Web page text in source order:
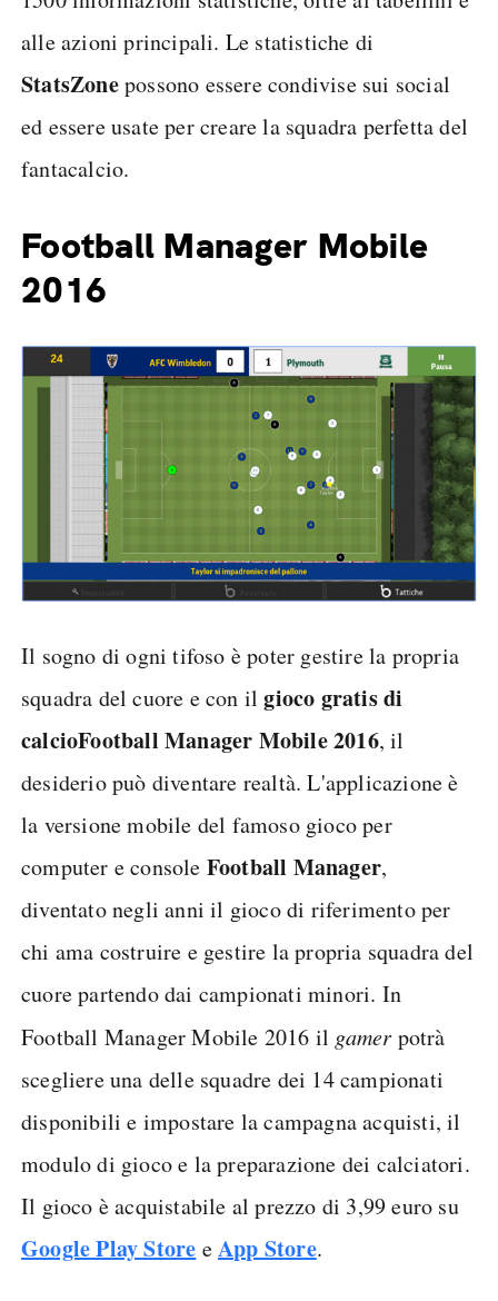
alle azioni principali. Le statistiche di
StatsZonepossono essere condivise sui social
ed essere usate per creare la squadra perfetta del
fantacalcio.
Football Manager Mobile
2016
Il sogno di ogni tifoso è poter gestire la propria
squadra del cuore e con ilgioco gratis di
calcioFootball Manager Mobile 2016, il
desiderio può diventare realtà. L'applicazione è
la versione mobile del famoso gioco per
computer e console Football Manager,
diventato negli anni il gioco di riferimento per
chi ama costruire e gestire la propria squadra del
cuore partendo dai campionati minori. In
Football Manager Mobile 2016 ilgamer potrà
scegliere una delle squadre dei 14 campionati
disponibili e impostare la campagna acquisti, il
modulo di gioco e la preparazione dei calciatori.
Il gioco è acquistabile al prezzo di 3,99 euro su
Google Play Store eApp Store.